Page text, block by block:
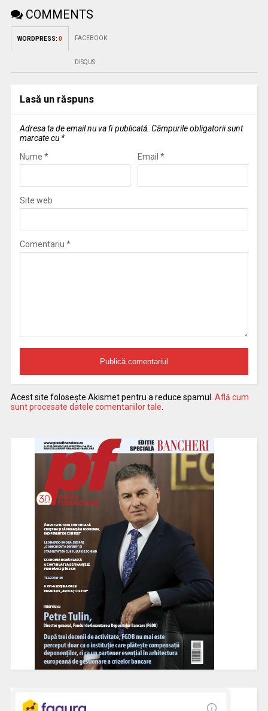
COMMENTS
WORDPRESS: 0 FACEBOOK:
DISQUS:
Lasă un răspuns
Adresa ta de email nu va fi publicată. Câmpurile obligatorii sunt
marcate cu *
Nume * Email *
Site web
Comentariu *
Acest site folosește Akismet pentru a reduce spamul. Află cum
sunt procesate datele comentariilor tale